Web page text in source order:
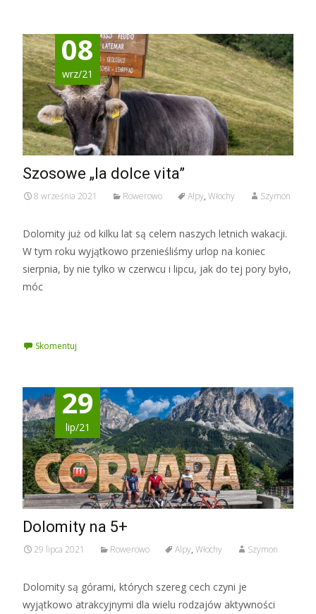
08
wrz/21
Szosowe „la dolce vita”
8 września 2021 Rowerowo Alpy, Włochy Szymon
Dolomity już od kilku lat są celem naszych letnich wakacji.
W tym roku wyjątkowo przenieśliśmy urlop na koniec
sierpnia, by nie tylko w czerwcu i lipcu, jak do tej pory było,
móc
Skomentuj
29
lip/21
Dolomity na 5+
29 lipca 2021 Rowerowo Alpy, Włochy Szymon
Dolomity są górami, których szereg cech czyni je
wyjątkowo atrakcyjnymi dla wielu rodzajów aktywności